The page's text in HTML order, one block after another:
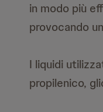
in modo più
provocando
I liquidi
propilenico,